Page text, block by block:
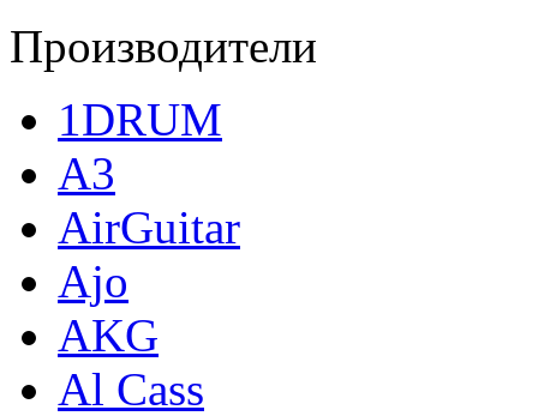
Производители
1DRUM
A3
AirGuitar
Ajo
AKG
Al Cass